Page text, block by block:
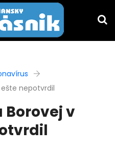
ešte nepotvrdil
Borovej v